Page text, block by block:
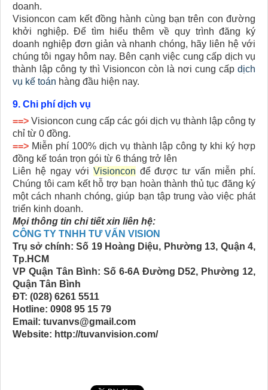
doanh.
Visioncon cam kết đồng hành cùng bạn trên con đường
khởi nghiệp. Để tìm hiểu thêm về quy trình đăng ký
doanh nghiệp đơn giản và nhanh chóng, hãy liên hệ với
chúng tôi ngay hôm nay. Bên cạnh việc cung cấp dịch vụ
thành lập công ty thì Visioncon còn là nơi cung cấp dịch
vụ kế toán hàng đầu hiện nay.
9. Chi phí dịch vụ
==> Visioncon cung cấp các gói dịch vụ thành lập công ty
chỉ từ 0 đồng.
==> Miễn phí 100% dịch vụ thành lập công ty khi ký hợp
đồng kế toán trọn gói từ 6 tháng trở lên
Liên hệ ngay với Visioncon để được tư vấn miễn phí.
Chúng tôi cam kết hỗ trợ bạn hoàn thành thủ tục đăng ký
một cách nhanh chóng, giúp bạn tập trung vào việc phát
triển kinh doanh.
Mọi thông tin chi tiết xin liên hệ:
CÔNG TY TNHH TƯ VẤN VISION
Trụ sở chính: Số 19 Hoàng Diệu, Phường 13, Quận 4,
Tp.HCM
VP Quận Tân Bình: Số 6-6A Đường D52, Phường 12,
Quận Tân Bình
ĐT: (028) 6261 5511
Hotline: 0908 95 15 79
Email: tuvanvs@gmail.com
Website: http://tuvanvision.com/